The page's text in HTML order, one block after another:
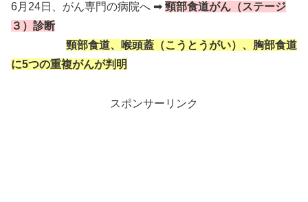
6月24日、がん専門の病院へ ➡ 頸部食道がん（ステージ
３）診断
頸部食道、喉頭蓋（こうとうがい）、胸部食道
に5つの重複がんが判明
スポンサーリンク